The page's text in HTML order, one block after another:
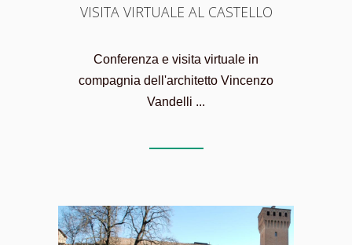
VISITA VIRTUALE AL CASTELLO
Conferenza e visita virtuale in
compagnia dell'architetto Vincenzo
Vandelli ...